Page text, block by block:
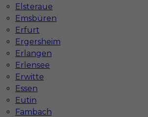
Elsteraue
Emsbüren
Erfurt
Ergersheim
Erlangen
Erlensee
Erwitte
Essen
Eutin
Fambach
Kategoria Prace budowlane
Lokalizacja Niemcy
Wymagane języki
Stawka 16 - 20 € / h